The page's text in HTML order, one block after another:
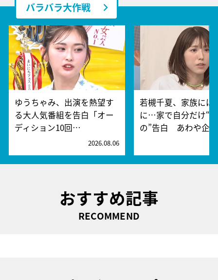
バラバラ大作戦
ゆうちゃみ、出演を熱望す
る大人気番組を告白「オー
ディション10回…
2026.08.06
若槻千夏、家族には
に…家で自分だけ“
の”告白 あわや企…
おすすめ記事
RECOMMEND